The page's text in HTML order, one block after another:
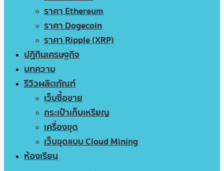
ราคา Ethereum
ราคา Dogecoin
ราคา Ripple (XRP)
ปฏิทินเศรษฐกิจ
บทความ
รีวิวผลิตภัณฑ์
เว็บซื้อขาย
กระเป๋าเก็บเหรียญ
เครื่องขุด
เว็บขุดแบบ Cloud Mining
ห้องเรียน